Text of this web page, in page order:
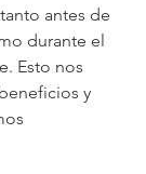
antes de
durante el
Esto nos
y